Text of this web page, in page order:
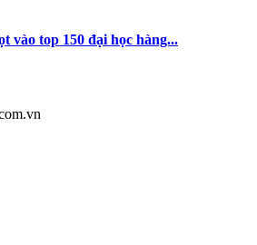
vào top 150 đại học hàng...